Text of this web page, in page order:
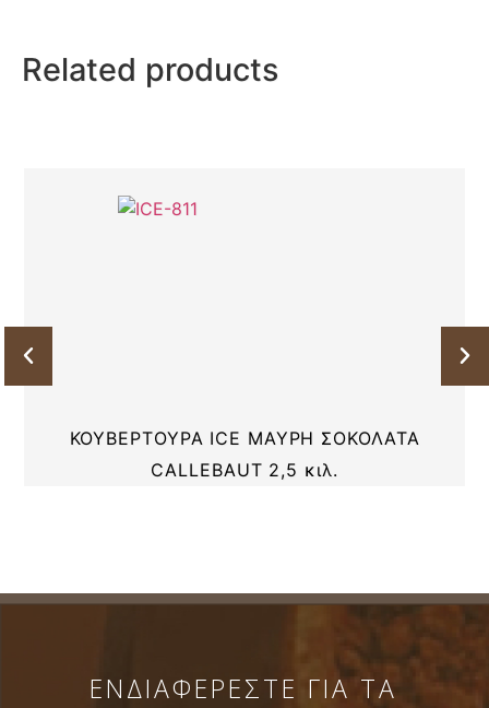
Related products
ΚΟΥΒΕΡΤΟΥΡΑ ICE ΜΑΥΡΗ ΣΟΚΟΛΑΤΑ
CALLEBAUT 2,5 κιλ.
ΕΝΔΙΑΦΕΡΕΣΤΕ ΓΙΑ ΤΑ